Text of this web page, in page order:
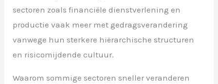
sectoren zoals financiële dienstverlening en
productie vaak meer met gedragsverandering
vanwege hun sterkere hiërarchische structuren
en risicomijdende cultuur.
Waarom sommige sectoren sneller veranderen